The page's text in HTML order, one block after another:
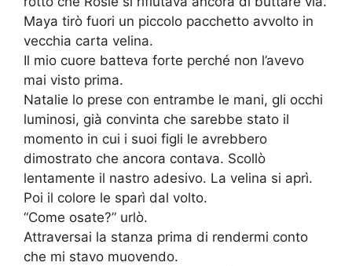
Maya tirò fuori un piccolo pacchetto avvolto in
vecchia carta velina.
Il mio cuore batteva forte perché non l’avevo
mai visto prima.
Natalie lo prese con entrambe le mani, gli occhi
luminosi, già convinta che sarebbe stato il
momento in cui i suoi figli le avrebbero
dimostrato che ancora contava. Scollò
lentamente il nastro adesivo. La velina si aprì.
Poi il colore le sparì dal volto.
“Come osate?” urlò.
Attraversai la stanza prima di rendermi conto
che mi stavo muovendo.